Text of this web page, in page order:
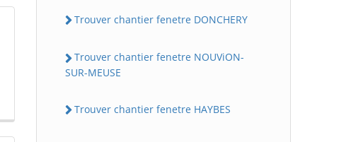
Trouver chantier fenetre DONCHERY
Trouver chantier fenetre NOUViON-
SUR-MEUSE
Trouver chantier fenetre HAYBES